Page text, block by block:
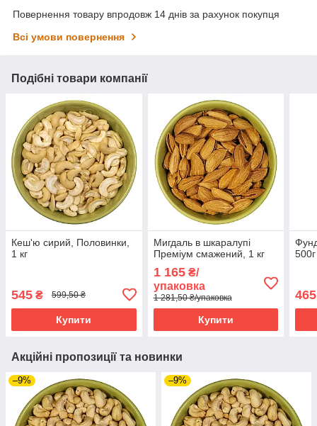
Повернення товару впродовж 14 днів за рахунок покупця
Всі умови повернення
Подібні товари компанії
Кеш'ю сирий, Половинки,
1 кг
545 ₴ 599,50 ₴
Купити
Мигдаль в шкаралупі
Преміум смажений, 1 кг
1 165₴/
упаковка
1 281,50 ₴/упаковка
Купити
500г
465
Акційні пропозиції та новинки
–9% –9%